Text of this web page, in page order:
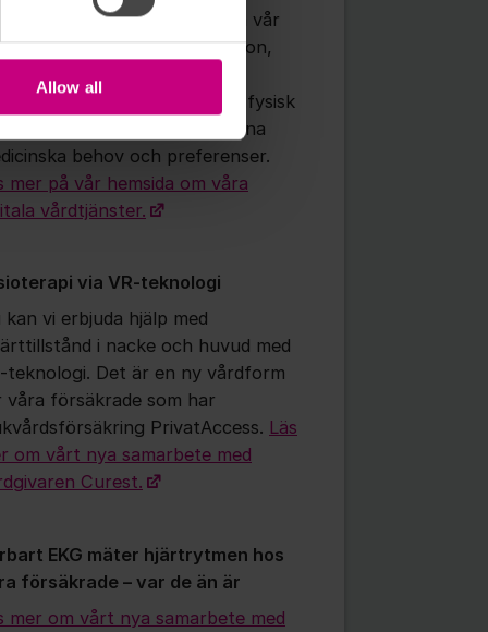
Allow all
som försäkrad söker vård via vår
eller kontaktar oss via telefon,
passar för digital eller fysisk
Vi guidar dig rätt utifrån dina
behov och preferenser.
mer på vår hemsida om våra
vårdtjänster.
via VR-teknologi
kan vi erbjuda hjälp med
i nacke och huvud med
teknologi. Det är en ny vårdform
våra försäkrade som har
PrivatAccess. Läs
om vårt nya samarbete med
Curest.
EKG mäter hjärtrytmen hos
försäkrade – var de än är
mer om vårt nya samarbete med